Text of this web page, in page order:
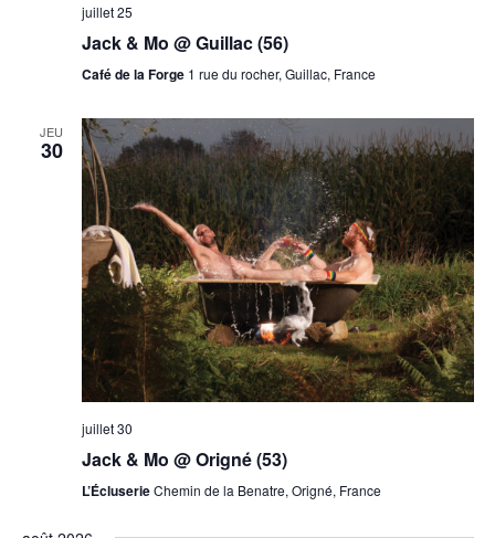
juillet 25
Jack & Mo @ Guillac (56)
Café de la Forge 1 rue du rocher, Guillac, France
JEU
30
juillet 30
Jack & Mo @ Origné (53)
L’ÉcluserieChemin de la Benatre, Origné, France